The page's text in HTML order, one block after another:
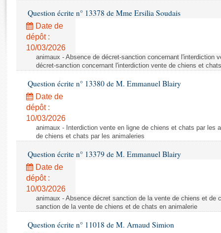
Rapports législatifs
Rapports sur l'application des lois
Baromètre de l’application des lois
Dossiers législatifs
Budget et sécurité sociale
Questions écrites et orales
Comptes rendus des débats
Question écrite n° 13378 de Mme Ersilia Soudais
Date de
dépôt :
10/03/2026
animaux - Absence de décret-sanction concernant l'interdiction
décret-sanction concernant l'interdiction vente de chiens et chats
Question écrite n° 13380 de M. Emmanuel Blairy
Date de
dépôt :
10/03/2026
animaux - Interdiction vente en ligne de chiens et chats par les
de chiens et chats par les animaleries
Question écrite n° 13379 de M. Emmanuel Blairy
Date de
dépôt :
10/03/2026
animaux - Absence décret sanction de la vente de chiens et de
sanction de la vente de chiens et de chats en animalerie
Question écrite n° 11018 de M. Arnaud Simion